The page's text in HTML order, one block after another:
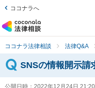
ココナラへ
ココナラ法律相談 法律Q&A
SNSの情報開示請